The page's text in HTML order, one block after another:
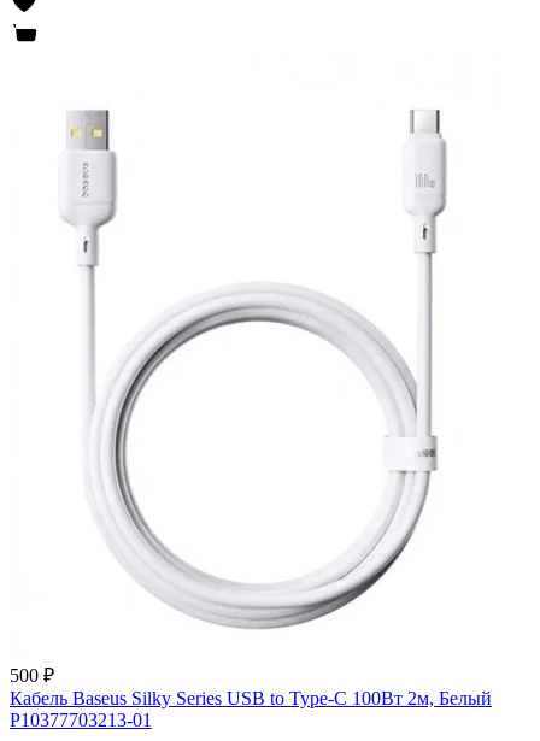
500 ₽
Кабель Baseus Silky Series USB to Type-C 100Вт 2м, Белый
P10377703213-01